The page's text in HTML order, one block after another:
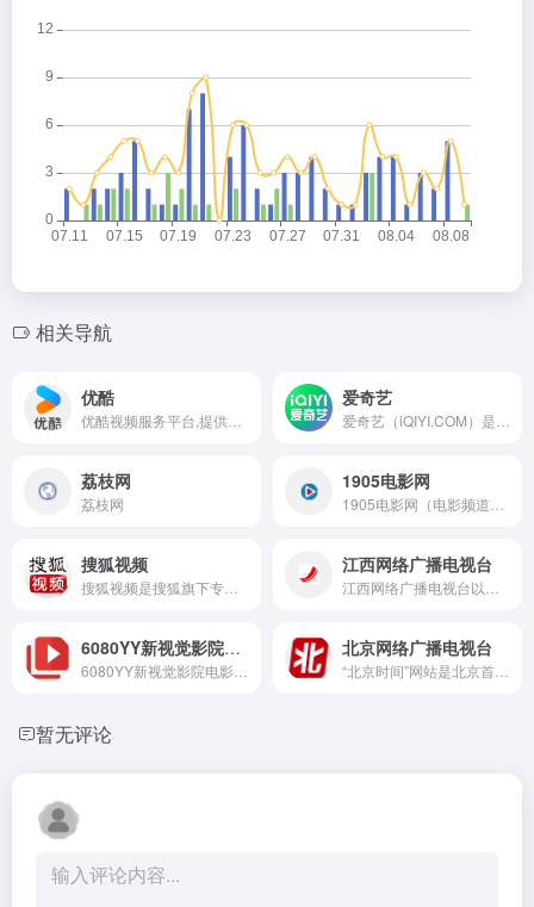
相关导航
优酷 爱奇艺
荔枝网
荔枝网
1905电影网
搜狐视频 江西网络广播电视台
6080YY新视觉影院电影天堂 北京网络广播电视台
暂无评论